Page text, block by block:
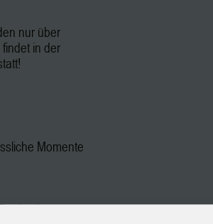
nur über
in der
Momente
du ein